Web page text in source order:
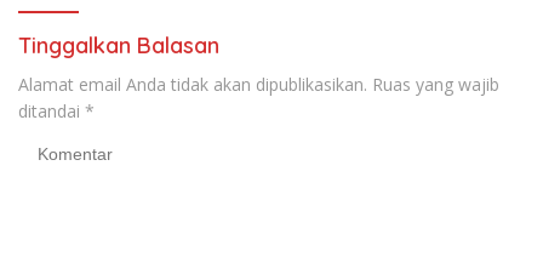
Tinggalkan Balasan
Alamat email Anda tidak akan dipublikasikan. Ruas yang wajib
ditandai *